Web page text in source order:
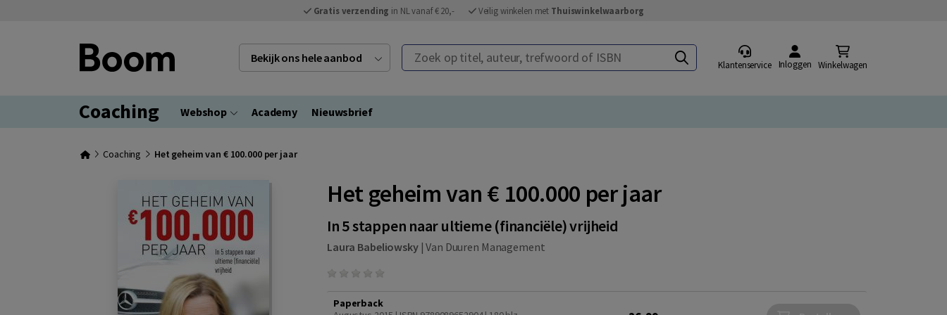
Gratis verzending in NL vanaf € 20,- Veilig winkelen met Thuiswinkelwaarborg
Bekijk ons hele aanbod Zoek op titel, auteur, trefwoord of ISBN
Klantenservice Inloggen Winkelwagen
Coaching Webshop Academy Nieuwsbrief
Coaching Het geheim van € 100.000 per jaar
Het geheim van € 100.000 per jaar
In 5 stappen naar ultieme (financiële) vrijheid
Laura Babeliowsky|Van Duuren Management
Paperback